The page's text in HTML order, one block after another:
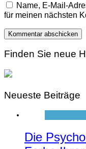
Name, E-Mail-
für meinen nächsten
Finden Sie neue
Neueste Beiträge
Die